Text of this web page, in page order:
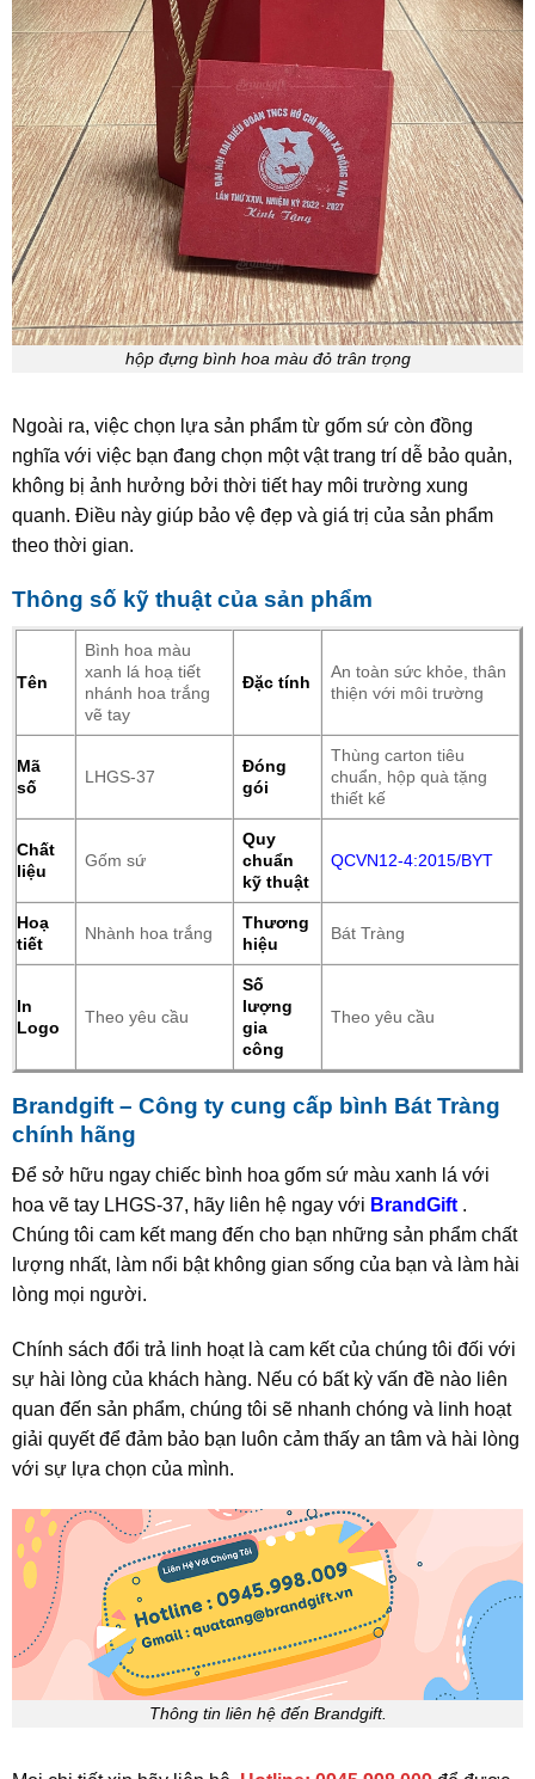
hộp đựng bình hoa màu đỏ trân trọng
Ngoài ra, việc chọn lựa sản phẩm từ gốm sứ còn đồng
nghĩa với việc bạn đang chọn một vật trang trí dễ bảo quản,
không bị ảnh hưởng bởi thời tiết hay môi trường xung
quanh. Điều này giúp bảo vệ đẹp và giá trị của sản phẩm
theo thời gian.
Thông số kỹ thuật của sản phẩm
Tên
Bình hoa màu
xanh lá hoạ tiết
nhánh hoa trắng
vẽ tay
Đặc tính
An toàn sức khỏe, thân
thiện với môi trường
Mã
số
LHGS-37
Đóng
gói
Thùng carton tiêu
chuẩn, hộp quà tặng
thiết kế
Chất
liệu
Gốm sứ
Quy
chuẩn
kỹ thuật
QCVN12-4:2015/BYT
Hoạ
tiết
Nhành hoa trắng
Thương
hiệu
Bát Tràng
In
Logo
Theo yêu cầu
Số
lượng
gia
công
Theo yêu cầu
Brandgift – Công ty cung cấp bình Bát Tràng
chính hãng
Để sở hữu ngay chiếc bình hoa gốm sứ màu xanh lá với
hoa vẽ tay LHGS-37, hãy liên hệ ngay với BrandGift.
Chúng tôi cam kết mang đến cho bạn những sản phẩm chất
lượng nhất, làm nổi bật không gian sống của bạn và làm hài
lòng mọi người.
Chính sách đổi trả linh hoạt là cam kết của chúng tôi đối với
sự hài lòng của khách hàng. Nếu có bất kỳ vấn đề nào liên
quan đến sản phẩm, chúng tôi sẽ nhanh chóng và linh hoạt
giải quyết để đảm bảo bạn luôn cảm thấy an tâm và hài lòng
với sự lựa chọn của mình.
Thông tin liên hệ đến Brandgift.